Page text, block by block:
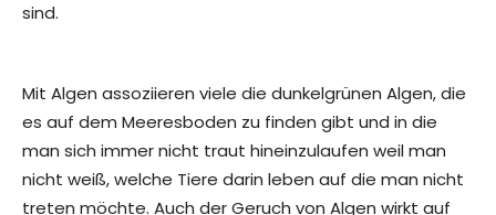
sind.
Mit Algen assoziieren viele die dunkelgrünen Algen, die
es auf dem Meeresboden zu finden gibt und in die
man sich immer nicht traut hineinzulaufen weil man
nicht weiß, welche Tiere darin leben auf die man nicht
treten möchte. Auch der Geruch von Algen wirkt auf